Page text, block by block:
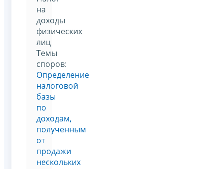
на
доходы
физических
лиц
Темы
споров:
Определение
налоговой
базы
по
доходам,
полученным
от
продажи
нескольких